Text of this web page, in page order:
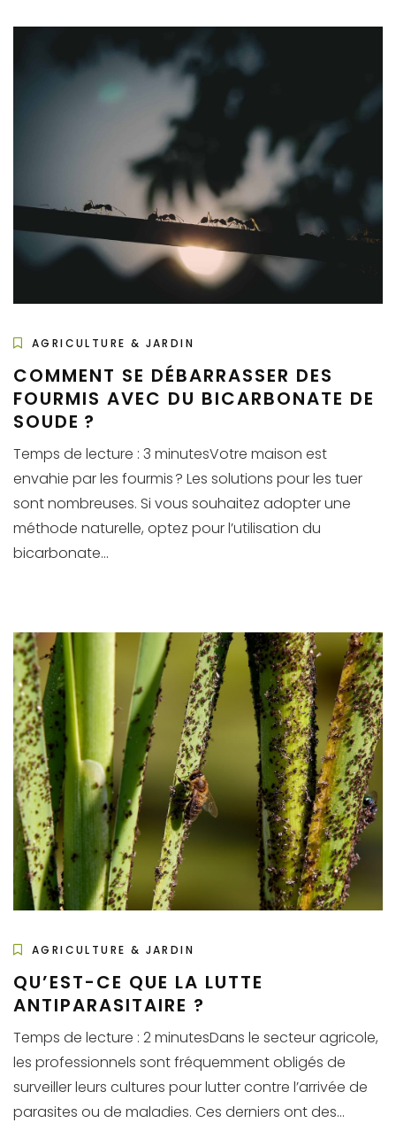
AGRICULTURE & JARDIN
COMMENT SE DÉBARRASSER DES
FOURMIS AVEC DU BICARBONATE DE
SOUDE ?
Temps de lecture : 3 minutesVotre maison est
envahie par les fourmis ? Les solutions pour les tuer
sont nombreuses. Si vous souhaitez adopter une
méthode naturelle, optez pour l’utilisation du
bicarbonate...
AGRICULTURE & JARDIN
QU’EST-CE QUE LA LUTTE
ANTIPARASITAIRE ?
Temps de lecture : 2 minutesDans le secteur agricole,
les professionnels sont fréquemment obligés de
surveiller leurs cultures pour lutter contre l’arrivée de
parasites ou de maladies. Ces derniers ont des...